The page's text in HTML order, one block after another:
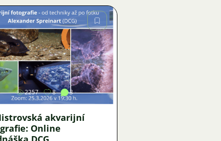
Obrázek
2257 8 3
akvarijní
Online